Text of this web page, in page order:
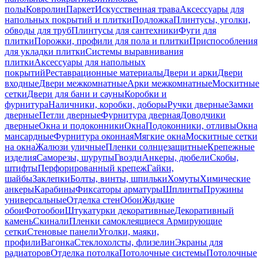
полыКовролинПаркетИскусственная траваАксессуары для
напольных покрытий и плиткиПодложкаПлинтусы, уголки,
обводы для трубПлинтусы для сантехникиФуги для
плиткиПорожки, профили для пола и плиткиПриспособления
для укладки плиткиСистемы выравнивания
плиткиАксессуары для напольных
покрытийРеставрационные материалыДвери и аркиДвери
входныеДвери межкомнатныеАрки межкомнатныеМоскитные
сеткиДвери для бани и сауныКоробки и
фурнитураНаличники, коробки, доборыРучки дверныеЗамки
дверныеПетли дверныеФурнитура двернаяДоводчики
дверныеОкна и подоконникиОкнаПодоконники, отливыОкна
мансардныеФурнитура оконнаяМягкие окнаМоскитные сетки
на окнаЖалюзи уличныеПленки солнцезащитныеКрепежные
изделияСаморезы, шурупыГвоздиАнкеры, дюбелиСкобы,
штифтыПерфорированный крепежГайки,
шайбыЗаклепкиБолты, винты, шпилькиХомутыХимические
анкерыКарабиныФиксаторы арматурыШплинтыПружины
универсальныеОтделка стенОбоиЖидкие
обоиФотообоиШтукатурки декоративныеДекоративный
каменьСкиналиПленки самоклеящиеся Армирующие
сеткиСтеновые панелиУголки, маяки,
профилиВагонкаСтеклохолсты, флизелинЭкраны для
радиаторовОтделка потолкаПотолочные системыПотолочные